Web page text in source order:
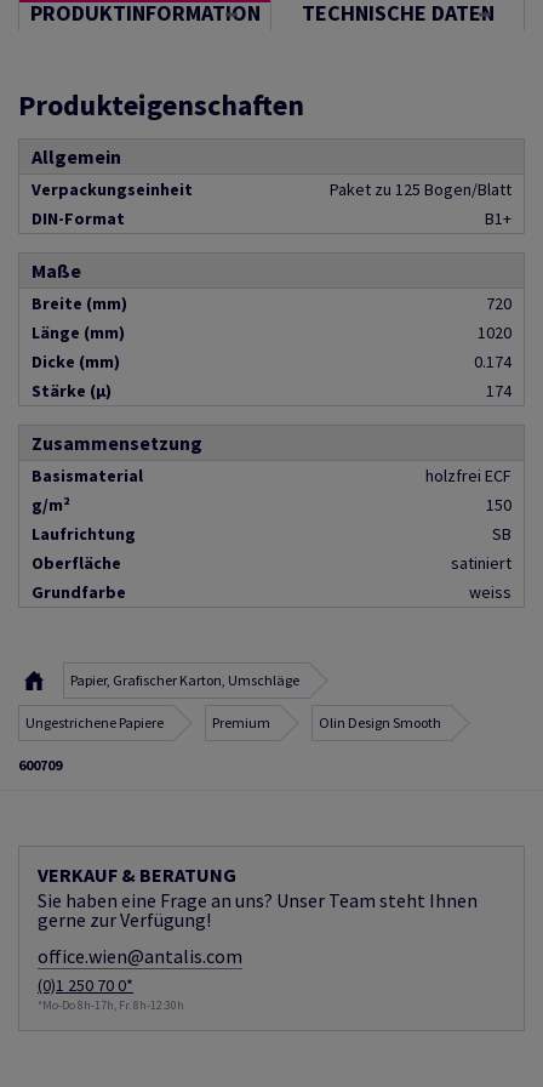
PRODUKTINFORMATION TECHNISCHE DATEN
Produkteigenschaften
Allgemein
Verpackungseinheit
Paket zu 125 Bogen/Blatt
DIN-Format
B1+
Maße
Breite (mm)
720
Länge (mm)
1020
Dicke (mm)
0.174
Stärke (µ)
174
Zusammensetzung
Basismaterial
holzfrei ECF
g/m²
150
Laufrichtung
SB
Oberfläche
satiniert
Grundfarbe
weiss
Papier, Grafischer Karton, Umschläge
Ungestrichene Papiere Premium Olin Design Smooth
600709
VERKAUF & BERATUNG
Sie haben eine Frage an uns? Unser Team steht Ihnen
gerne zur Verfügung!
office.wien@antalis.com
(0)1 250 70 0*
*Mo-Do 8h-17h, Fr. 8h-12:30h